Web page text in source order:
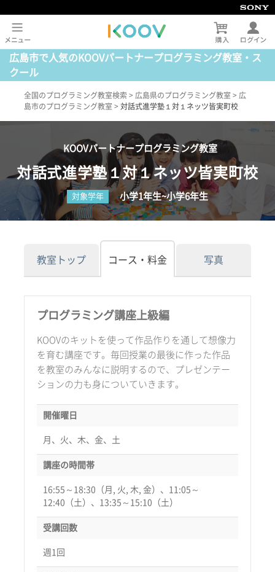
広島市で人気のKOOVパートナープログラミング教室・ス
クール
全国のプログラミング教室検索 > 広島県のプログラミング教室 > 広
島市のプログラミング教室 > 対話式進学塾１対１ネッツ皆実町校
KOOVパートナープログラミング教室
対話式進学塾１対１ネッツ皆実町校
対象学年 小学1年生~小学6年生
教室トップ コース・料金 写真
プログラミング講座上級編
KOOVのキットを使って作品作りを通して想像力
を育む講座です。毎回授業の最後に作った作品
を教室のみんなに説明するので、プレゼンテー
ションの力も身についていきます。
開催曜日
月、火、木、金、土
講座の時間帯
16:55～18:30（月, 火, 木, 金）、11:05～
12:40（土）、13:35～15:10（土）
受講回数
週1回